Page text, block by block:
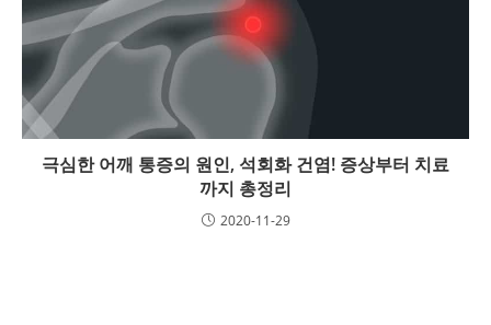
극심한 어깨 통증의 원인, 석회화 건염! 증상부터 치료
까지 총정리
2020-11-29